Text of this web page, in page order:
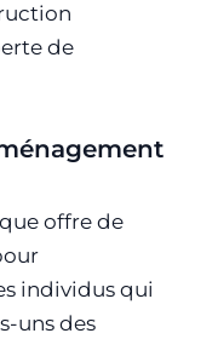
de
offre de
individus qui
uns des